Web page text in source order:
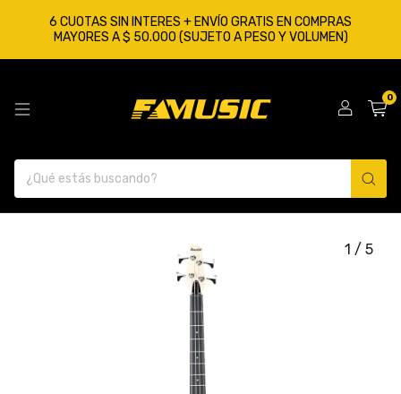
6 CUOTAS SIN INTERES + ENVÍO GRATIS EN COMPRAS
MAYORES A $ 50.000 (SUJETO A PESO Y VOLUMEN)
0
1 / 5